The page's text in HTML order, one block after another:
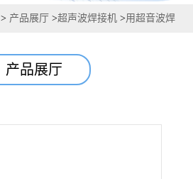
> 产品展厅 >超声波焊接机 >用超音波焊
产品展厅